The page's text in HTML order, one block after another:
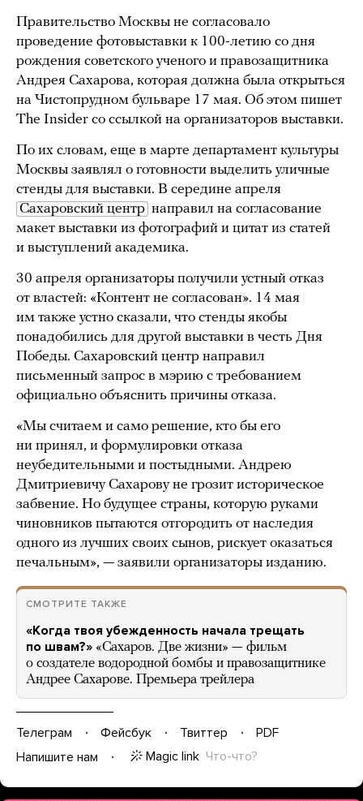
Правительство Москвы не согласовало
проведение фотовыставки к 100-летию со дня
рождения советского ученого и правозащитника
Андрея Сахарова, которая должна была открыться
на Чистопрудном бульваре 17 мая. Об этом пишет
The Insider со ссылкой на организаторов выставки.
По их словам, еще в марте департамент культуры
Москвы заявлял о готовности выделить уличные
стенды для выставки. В середине апреля
Сахаровский центр направил на согласование
макет выставки из фотографий и цитат из статей
и выступлений академика.
30 апреля организаторы получили устный отказ
от властей: «Контент не согласован». 14 мая
им также устно сказали, что стенды якобы
понадобились для другой выставки в честь Дня
Победы. Сахаровский центр направил
письменный запрос в мэрию с требованием
официально объяснить причины отказа.
«Мы считаем и само решение, кто бы его
ни принял, и формулировки отказа
неубедительными и постыдными. Андрею
Дмитриевичу Сахарову не грозит историческое
забвение. Но будущее страны, которую руками
чиновников пытаются отгородить от наследия
одного из лучших своих сынов, рискует оказаться
печальным», — заявили организаторы изданию.
СМОТРИТЕ ТАКЖЕ
«Когда твоя убежденность начала трещать
по швам?» «Сахаров. Две жизни» — фильм
о создателе водородной бомбы и правозащитнике
Андрее Сахарове. Премьера трейлера
Телеграм Фейсбук Твиттер
PDF
Напишите нам
Magic link Что-что?